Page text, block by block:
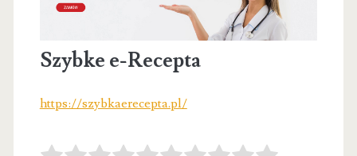
Szybke e-Recepta
https://szybkaerecepta.pl/